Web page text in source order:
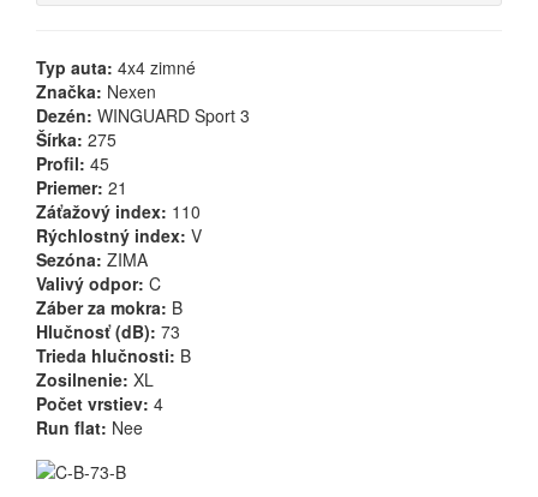
Typ auta: 4x4 zimné
Značka: Nexen
Dezén: WINGUARD Sport 3
Šírka: 275
Profil: 45
Priemer: 21
Záťažový index: 110
Rýchlostný index: V
Sezóna: ZIMA
Valivý odpor: C
Záber za mokra: B
Hlučnosť (dB): 73
Trieda hlučnosti: B
Zosilnenie: XL
Počet vrstiev: 4
Run flat: Nee